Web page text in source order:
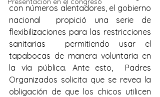
con números alentadores, el gobierno
nacional  propició una serie de
flexibilizaciones para las restricciones
sanitarias  permitiendo usar el
tapabocas de manera voluntaria en
la vía pública. Ante esto,  Padres
Organizados solicita que se revea la
obligación de que los chicos utilicen